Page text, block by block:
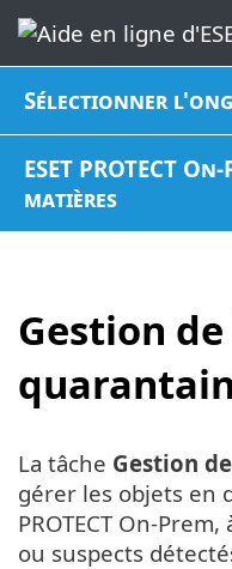
Sélectionner
ESET PROTECT
matières
Gestion
La tâche Gestion
gérer les objets en
PROTECT On-
ou suspects